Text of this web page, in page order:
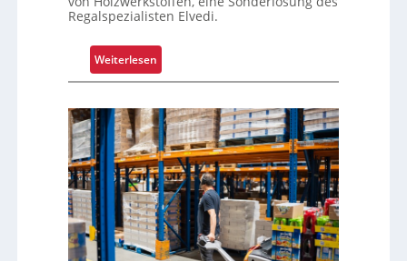
p
l
x
e
i
s
t
a
l
s
F
a
Regalspezialisten Elvedi.
Weiterlesen:
K
a
g
a
r
m
-
U
n